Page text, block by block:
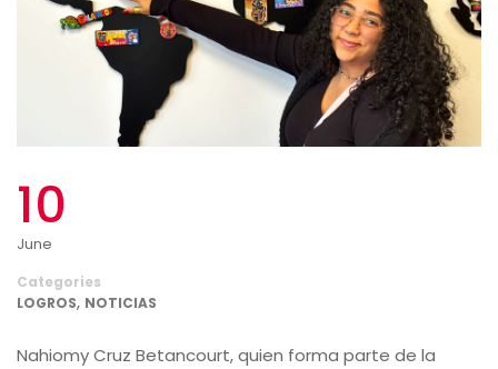
10
June
Categories
LOGROS, NOTICIAS
Nahiomy Cruz Betancourt, quien forma parte de la